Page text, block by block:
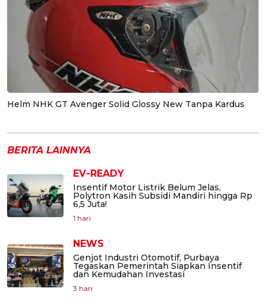
Helm NHK GT Avenger Solid Glossy New Tanpa Kardus
BERITA LAINNYA
EV-READY
Insentif Motor Listrik Belum Jelas,
Polytron Kasih Subsidi Mandiri hingga Rp
6,5 Juta!
1 hari
NEWS
Genjot Industri Otomotif, Purbaya
Tegaskan Pemerintah Siapkan Insentif
dan Kemudahan Investasi
3 hari